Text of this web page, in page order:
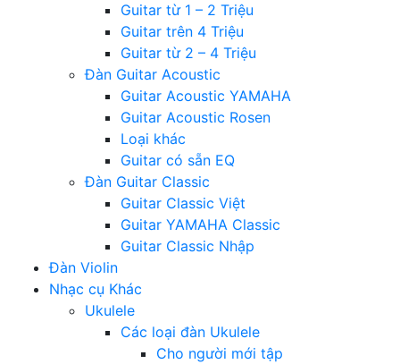
Guitar từ 1 – 2 Triệu
Guitar trên 4 Triệu
Guitar từ 2 – 4 Triệu
Đàn Guitar Acoustic
Guitar Acoustic YAMAHA
Guitar Acoustic Rosen
Loại khác
Guitar có sẵn EQ
Đàn Guitar Classic
Guitar Classic Việt
Guitar YAMAHA Classic
Guitar Classic Nhập
Đàn Violin
Nhạc cụ Khác
Ukulele
Các loại đàn Ukulele
Cho người mới tập